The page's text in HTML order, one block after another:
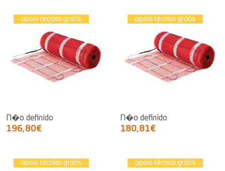
apoio técnico grátis
N�o definido
196,80€
apoio técnico grátis
N�o definido
180,81€
apoio técnico grátis apoio técnico grátis